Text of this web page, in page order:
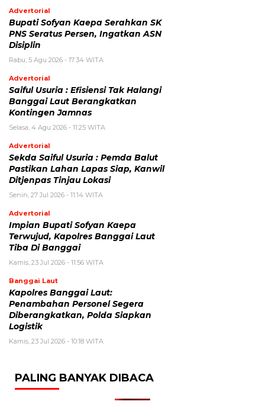
Advertorial
Bupati Sofyan Kaepa Serahkan SK
PNS Seratus Persen, Ingatkan ASN
Disiplin
Rabu, 5 Agu 2026 - 17:34 WITA
Advertorial
Saiful Usuria : Efisiensi Tak Halangi
Banggai Laut Berangkatkan
Kontingen Jamnas
Selasa, 4 Agu 2026 - 11:25 WITA
Advertorial
Sekda Saiful Usuria : Pemda Balut
Pastikan Lahan Lapas Siap, Kanwil
Ditjenpas Tinjau Lokasi
Senin, 27 Jul 2026 - 11:14 WITA
Advertorial
Impian Bupati Sofyan Kaepa
Terwujud, Kapolres Banggai Laut
Tiba Di Banggai
Kamis, 23 Jul 2026 - 11:56 WITA
Banggai Laut
Kapolres Banggai Laut:
Penambahan Personel Segera
Diberangkatkan, Polda Siapkan
Logistik
Kamis, 23 Jul 2026 - 10:18 WITA
PALING BANYAK DIBACA